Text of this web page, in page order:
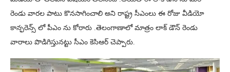
రెండు వారల పాటు కొనసాగించాలి అని రాష్ట్ర సీఎంలు ఈ రోజు వీడియో
కాన్ఫరెన్స్ లో పీఎం ను కోరారు .తెలంగాణాలో మాత్రం లాక్ డౌన్ రెండు
వారాలు పొడిగిస్తునట్టు సీఎం కెసిఆర్ చెప్పారు.